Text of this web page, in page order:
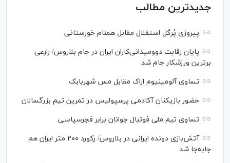
جدیدترین مطالب
پیروزی پُرگل استقلال مقابل همنام خوزستانی
پایان رقابت دوومیدانی‌کاران ایران در جام بلاروس/ زارعی
برترین ورزشکار جام شد
تساوی آلومینیوم اراک مقابل مس شهربابک
حضور بازیکنان آکادمی پرسپولیس در تمرین تیم بزرگسالان
تساوی تیم ملی فوتبال جوانان برابر فجرسپاسی
آتش‌بازی دونده ایرانی در بلاروس/ رکورد ۲۰۰ متر ایران هم
جابه‌جا شد